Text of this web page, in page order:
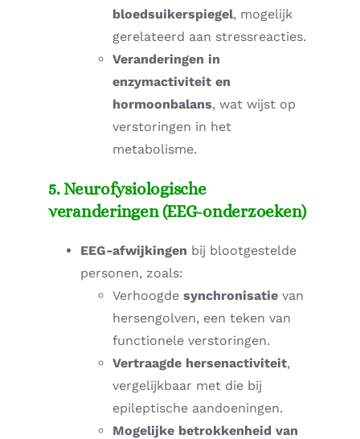
bloedsuikerspiegel, mogelijk
gerelateerd aan stressreacties.
Veranderingen in
enzymactiviteit en
hormoonbalans, wat wijst op
verstoringen in het
metabolisme.
5. Neurofysiologische
veranderingen (EEG-onderzoeken)
EEG-afwijkingen bij blootgestelde
personen, zoals:
Verhoogde synchronisatie van
hersengolven, een teken van
functionele verstoringen.
Vertraagde hersenactiviteit,
vergelijkbaar met die bij
epileptische aandoeningen.
Mogelijke betrokkenheid van